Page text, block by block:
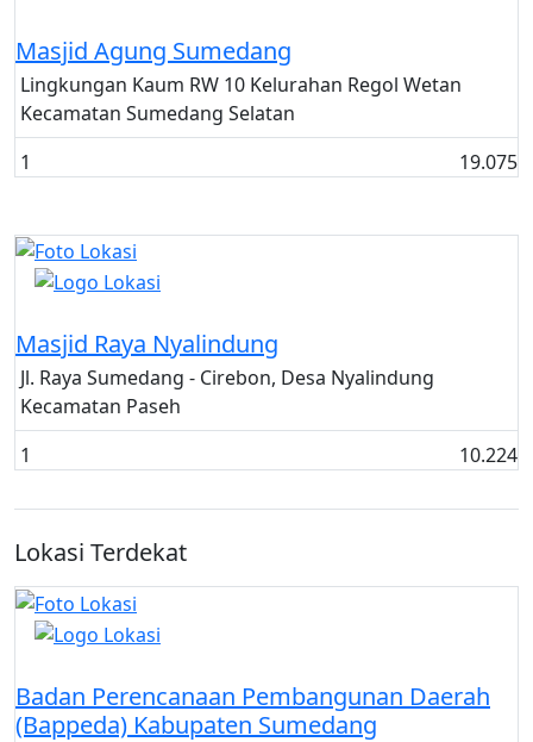
Masjid Agung Sumedang
Lingkungan Kaum RW 10 Kelurahan Regol Wetan
Kecamatan Sumedang Selatan
1
19.075
Masjid Raya Nyalindung
Jl. Raya Sumedang - Cirebon, Desa Nyalindung
Kecamatan Paseh
1
10.224
Lokasi Terdekat
Badan Perencanaan Pembangunan Daerah
(Bappeda) Kabupaten Sumedang